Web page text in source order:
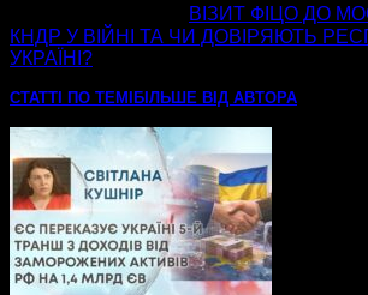
ВІЗИТ ФІЦО ДО
КНДР У ВІЙНІ ТА ЧИ ДОВІРЯЮТЬ
УКРАЇНІ?
СТАТТІ ПО ТЕМІ БІЛЬШЕ ВІД АВТОРА